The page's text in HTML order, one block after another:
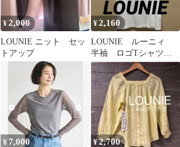
¥2,000
LOUNIE ニット セッ
トアップ
¥2,160
LOUNIE ルーニィ
半袖 ロゴTシャツ
ホワイト
¥ 7,000 ¥2,700